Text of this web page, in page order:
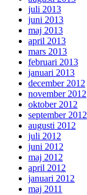
juli 2013
juni 2013
maj 2013
april 2013
mars 2013
februari 2013
januari 2013
december 2012
november 2012
oktober 2012
september 2012
augusti 2012
juli 2012
juni 2012
maj 2012
april 2012
januari 2012
maj 2011